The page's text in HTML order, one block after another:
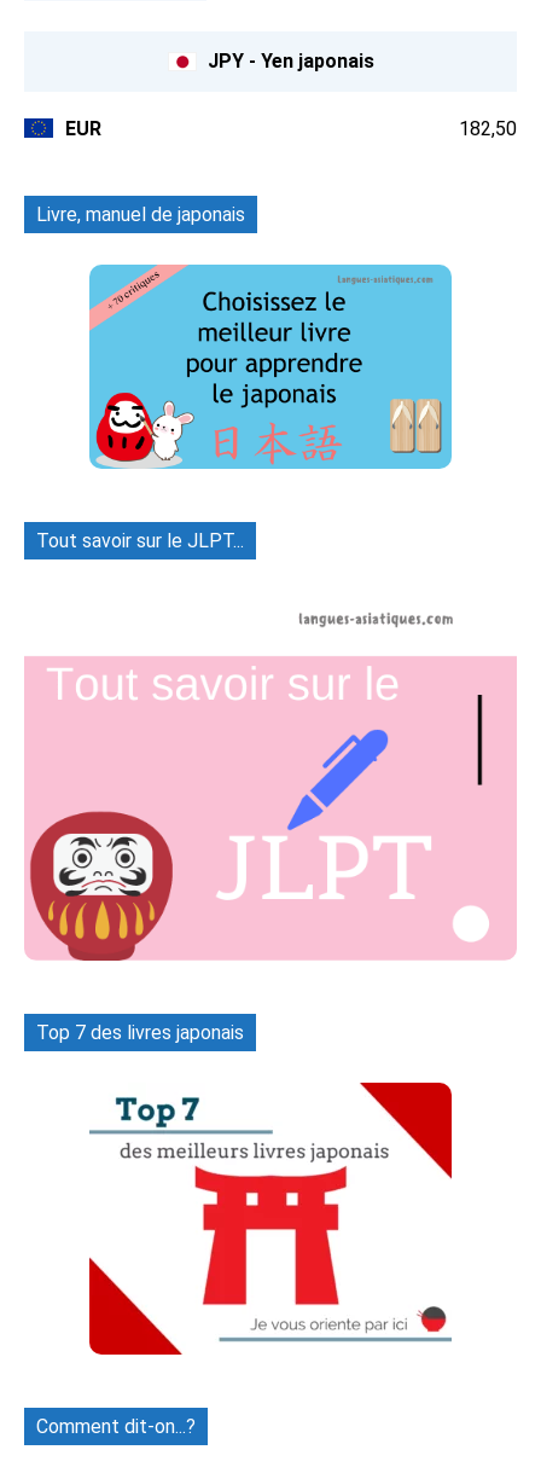
JPY - Yen japonais
EUR 182,50
Livre, manuel de japonais
Tout savoir sur le JLPT...
Top 7 des livres japonais
Comment dit-on...?